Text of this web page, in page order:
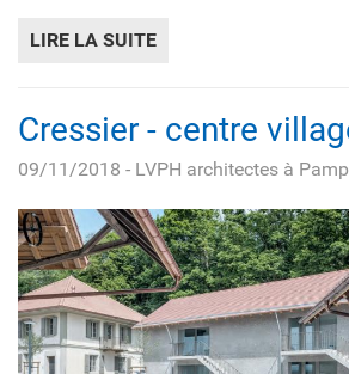
LIRE LA SUITE
Cressier - centre
09/11/2018 - LVPH architectes à